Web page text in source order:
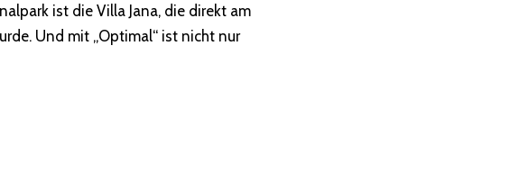
ist die Villa Jana, die direkt am
Und mit „Optimal“ ist nicht nur